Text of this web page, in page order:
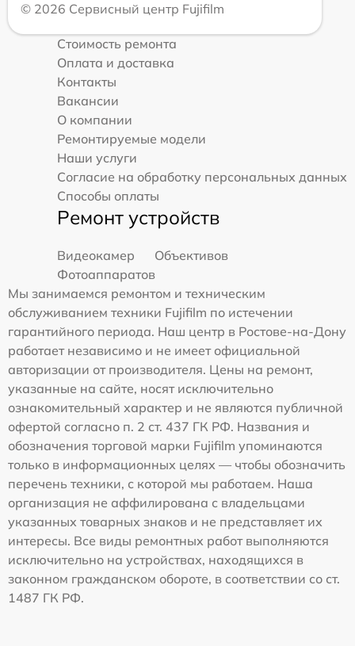
© 2026 Сервисный центр Fujifilm
Стоимость ремонта
Оплата и доставка
Контакты
Вакансии
О компании
Ремонтируемые модели
Наши услуги
Согласие на обработку персональных данных
Способы оплаты
Ремонт устройств
Видеокамер
Объективов
Фотоаппаратов
Мы занимаемся ремонтом и техническим
обслуживанием техники Fujifilm по истечении
гарантийного периода. Наш центр в Ростове-на-Дону
работает независимо и не имеет официальной
авторизации от производителя. Цены на ремонт,
указанные на сайте, носят исключительно
ознакомительный характер и не являются публичной
офертой согласно п. 2 ст. 437 ГК РФ. Названия и
обозначения торговой марки Fujifilm упоминаются
только в информационных целях — чтобы обозначить
перечень техники, с которой мы работаем. Наша
организация не аффилирована с владельцами
указанных товарных знаков и не представляет их
интересы. Все виды ремонтных работ выполняются
исключительно на устройствах, находящихся в
законном гражданском обороте, в соответствии со ст.
1487 ГК РФ.